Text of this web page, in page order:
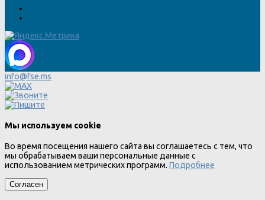
info@fse.ms
Мы используем cookie
Во время посещения нашего сайта вы соглашаетесь с тем, что
мы обрабатываем ваши персональные данные с
использованием метрических программ. Подробнее
Согласен